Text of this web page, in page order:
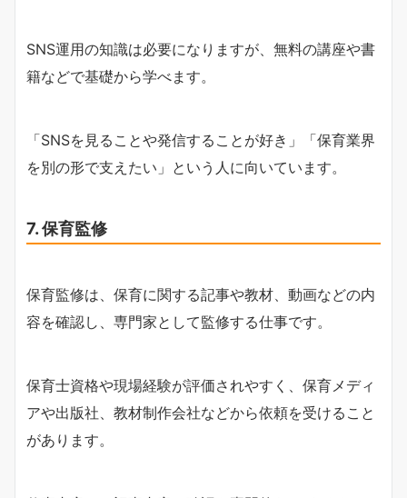
SNS運用の知識は必要になりますが、無料の講座や書
籍などで基礎から学べます。
「SNSを見ることや発信することが好き」「保育業界
を別の形で支えたい」という人に向いています。
7. 保育監修
保育監修は、保育に関する記事や教材、動画などの内
容を確認し、専門家として監修する仕事です。
保育士資格や現場経験が評価されやすく、保育メディ
アや出版社、教材制作会社などから依頼を受けること
があります。